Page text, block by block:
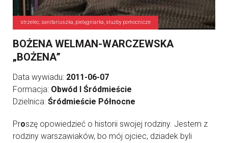
strzelec, sanitariuszka, pielęgniarka, służby pomocnicze
BOŻENA WELMAN-WARCZEWSKA
„BOŻENA”
Data wywiadu: 2011-06-07
Formacja: Obwód I Śródmieście
Dzielnica: Śródmieście Północne
Proszę opowiedzieć o historii swojej rodziny. Jestem z
rodziny warszawiaków, bo mój ojciec, dziadek byli